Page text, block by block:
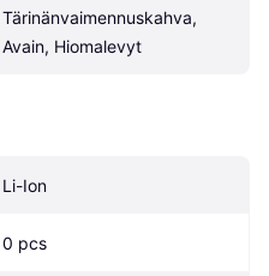
Tärinänvaimennuskahva,
Avain, Hiomalevyt
Li-Ion
0 pcs